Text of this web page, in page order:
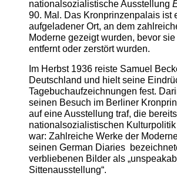
nationalsozialistische Ausstellung
90. Mal. Das Kronprinzenpalais ist
aufgeladener Ort, an dem
Moderne gezeigt wurden, bevor
entfernt oder zerstört wurden.
Im Herbst 1936 reiste Samuel
Deutschland und hielt seine
Tagebuchaufzeichnungen fest.
seinen Besuch im Berliner
auf eine Ausstellung traf, die
nationalsozialistischen Kulturpolitik
war: Zahlreiche Werke der
seinen German Diaries
verbliebenen Bilder als
Sittenausstellung“.